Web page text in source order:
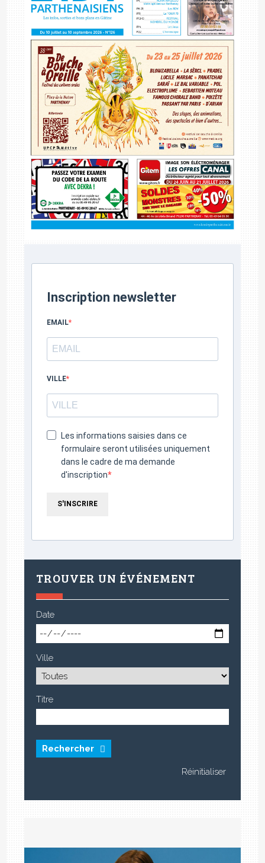
Inscription newsletter
EMAIL
VILLE
Les informations saisies dans ce
formulaire seront utilisées uniquement
dans le cadre de ma demande
d'inscription
S'INSCRIRE
TROUVER UN ÉVÉNEMENT
Date
Ville
Titre
Rechercher